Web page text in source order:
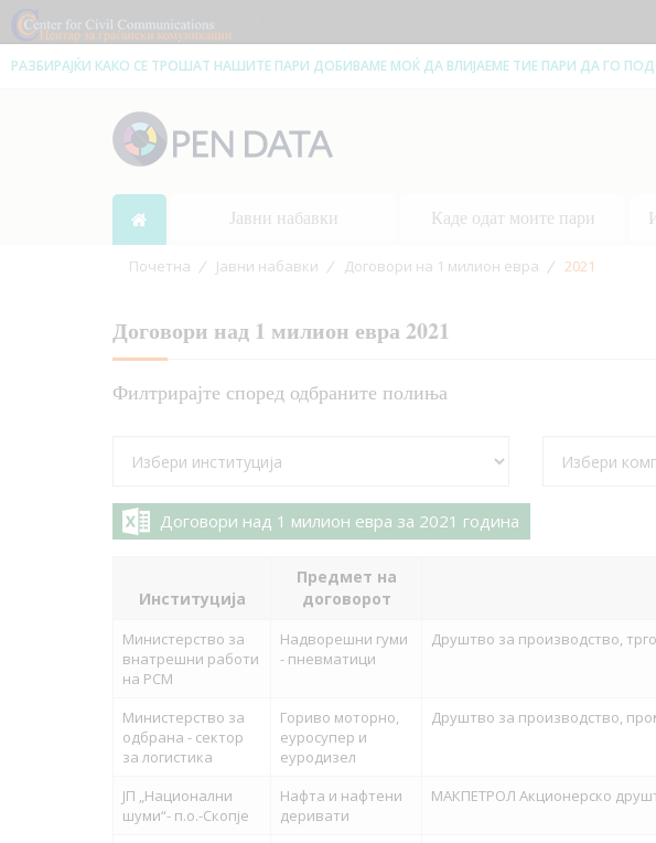
РАЗБИРАЈЌИ КАКО СЕ ТРОШАТ НАШИТЕ ПАРИ ДОБИВАМЕ МОЌ ДА ВЛИЈАЕМЕ ТИЕ ПАРИ ДА ГО
Јавни набавки Каде одат моите пари
Почетна Јавни набавки Договори на 1 милион евра 2021
Договори над 1 милион евра 2021
Филтрирајте според одбраните полиња
Договори над 1 милион евра за 2021 година
Институција
Предмет на
договорот
Министерство за
внатрешни работи
на РСМ
Надворешни гуми
- пневматици
Друштво за производство,
Министерство за
одбрана - сектор
за логистика
Гориво моторно,
еуросупер и
еуродизел
Друштво за производство,
ЈП „Национални
шуми“- п.о.-Скопје
Нафта и нафтени
деривати
МАКПЕТРОЛ Акционерско